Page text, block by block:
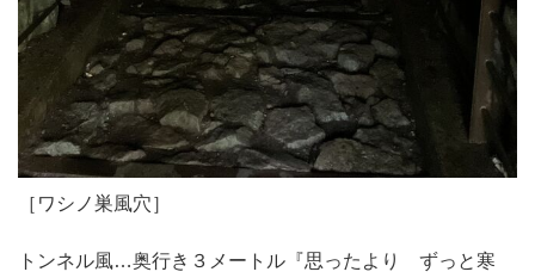
［ワシノ巣風穴］
トンネル風…奥行き３メートル『思ったより ずっと寒